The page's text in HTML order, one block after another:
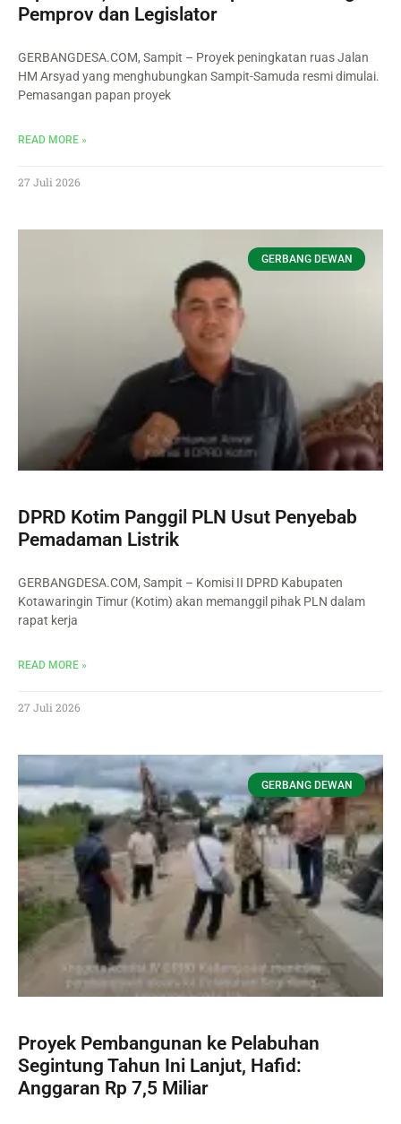
Pemprov dan Legislator
GERBANGDESA.COM, Sampit – Proyek peningkatan ruas Jalan
HM Arsyad yang menghubungkan Sampit-Samuda resmi dimulai.
Pemasangan papan proyek
READ MORE »
27 Juli 2026
GERBANG DEWAN
DPRD Kotim Panggil PLN Usut Penyebab
Pemadaman Listrik
GERBANGDESA.COM, Sampit – Komisi II DPRD Kabupaten
Kotawaringin Timur (Kotim) akan memanggil pihak PLN dalam
rapat kerja
READ MORE »
27 Juli 2026
GERBANG DEWAN
Proyek Pembangunan ke Pelabuhan
Segintung Tahun Ini Lanjut, Hafid:
Anggaran Rp 7,5 Miliar